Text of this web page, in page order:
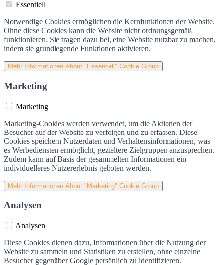
Essentiell
Notwendige Cookies ermöglichen die Kernfunktionen der Website.
Ohne diese Cookies kann die Website nicht ordnungsgemäß
funktionieren. Sie tragen dazu bei, eine Website nutzbar zu machen,
indem sie grundlegende Funktionen aktivieren.
Mehr Informationen About "Essentiell" Cookie Group
Marketing
Marketing
Marketing-Cookies werden verwendet, um die Aktionen der
Besucher auf der Website zu verfolgen und zu erfassen. Diese
Cookies speichern Nutzerdaten und Verhaltensinformationen, was
es Werbediensten ermöglicht, gezieltere Zielgruppen anzusprechen.
Zudem kann auf Basis der gesammelten Informationen ein
individuelleres Nutzererlebnis geboten werden.
Mehr Informationen About "Marketing" Cookie Group
Analysen
Analysen
Diese Cookies dienen dazu, Informationen über die Nutzung der
Website zu sammeln und Statistiken zu erstellen, ohne einzelne
Besucher gegenüber Google persönlich zu identifizieren.